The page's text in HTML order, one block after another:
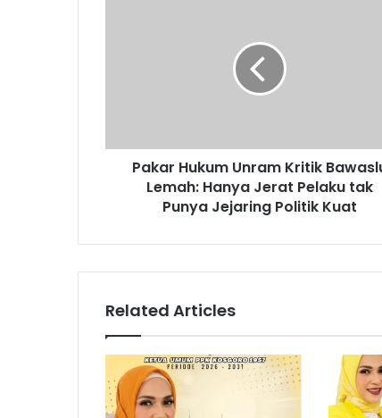
Pakar Hukum Unram Kritik
Lemah: Hanya Jerat Pelaku tak
Punya Jejaring Politik Kuat
Related Articles